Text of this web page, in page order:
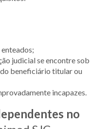
judicial se encontre sob
beneficiário titular ou
incapazes.
no